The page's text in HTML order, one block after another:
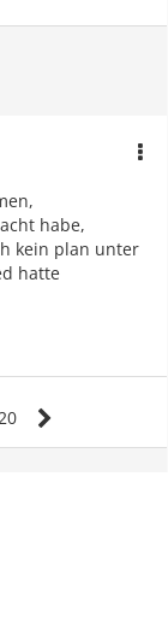
habe,
kein plan unter
hatte
20